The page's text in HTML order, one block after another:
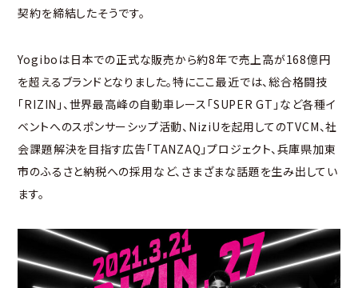
契約を締結したそうです。
Yogiboは日本での正式な販売から約8年で売上高が168億円
を超えるブランドとなりました。特にここ最近では、総合格闘技
「RIZIN」、世界最高峰の自動車レース「SUPER GT」など各種イ
ベントへのスポンサーシップ活動、NiziUを起用してのTVCM、社
会課題解決を目指す広告「TANZAQ」プロジェクト、兵庫県加東
市のふるさと納税への採用など、さまざまな話題を生み出してい
ます。